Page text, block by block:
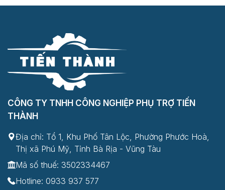
CÔNG TY TNHH CÔNG NGHIỆP PHỤ TRỢ TIẾN
THÀNH
Địa chỉ: Tổ 1, Khu Phố Tân Lộc, Phường Phước Hoà,
Thị xã Phú Mỹ, Tỉnh Bà Rịa - Vũng Tàu
Mã số thuế: 3502334467
Hotline: 0933 937 577